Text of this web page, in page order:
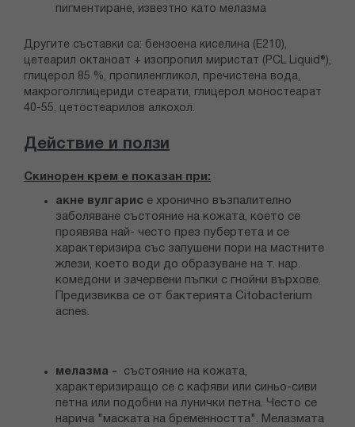
пигментиране, извезтно като мелазма
Другите съставки са: бензоена киселина (Е210),
цетеарил октаноат + изопропил миристат (PCL Liquid®),
глицерол 85 %, пропиленгликол, пречистена вода,
макроголглицериди стеарати, глицерол моностеарат
40-55, цетостеарилов алкохол.
Действие и ползи
Скинорен крем е показан при:
акне вулгарис е хронично възпалително
заболяване състояние на кожата, което се
проявява най- често през пубертета и се
характеризира със запушени пори на мастните
жлези, което води до образуване на т. нар.
комедони и зачервени пъпки с гнойни върхове.
Предизвиква се от бактерията Citobacterium
acnes.
мелазма -
състояние на кожата,
характеризиращо се с кафяви или синьо-сиви
петна или подобни на лунички петна. Често се
нарича "маската на бременността". Мелазмата